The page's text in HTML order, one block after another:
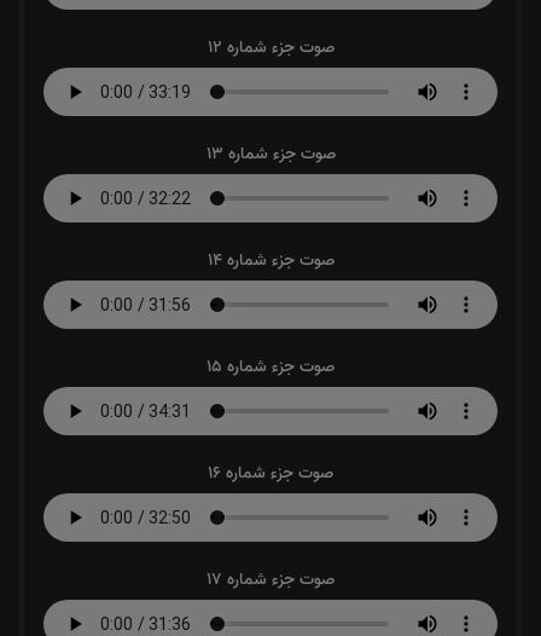
صوت جزء شماره 12
صوت جزء شماره 13
صوت جزء شماره 14
صوت جزء شماره 15
صوت جزء شماره 16
صوت جزء شماره 17